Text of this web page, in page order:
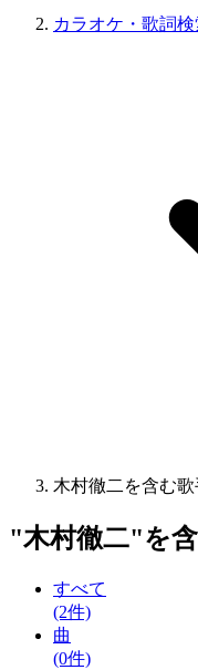
カラオケ・歌詞検
木村徹二を含む
"木村徹二"を
すべて
(2件)
曲
(0件)